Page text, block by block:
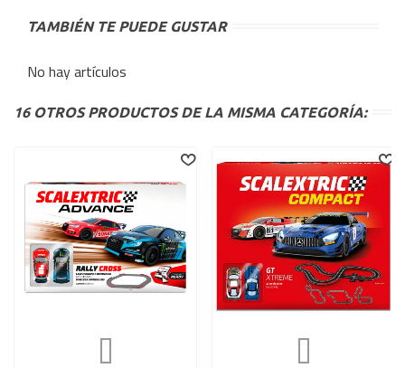
TAMBIÉN TE PUEDE GUSTAR
No hay artículos
16 OTROS PRODUCTOS DE LA MISMA CATEGORÍA: